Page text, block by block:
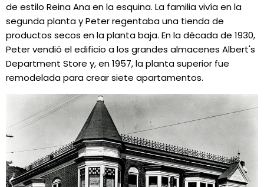
de estilo Reina Ana en la esquina. La familia vivía en la
segunda planta y Peter regentaba una tienda de
productos secos en la planta baja. En la década de 1930,
Peter vendió el edificio a los grandes almacenes Albert's
Department Store y, en 1957, la planta superior fue
remodelada para crear siete apartamentos.